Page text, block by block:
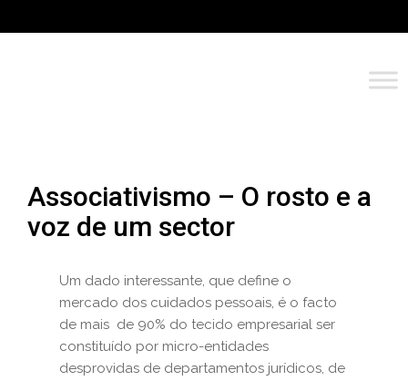
Associativismo – O rosto e a
voz de um sector
Um dado interessante, que define o
mercado dos cuidados pessoais, é o facto
de mais de 90% do tecido empresarial ser
constituído por micro-entidades
desprovidas de departamentos jurídicos, de